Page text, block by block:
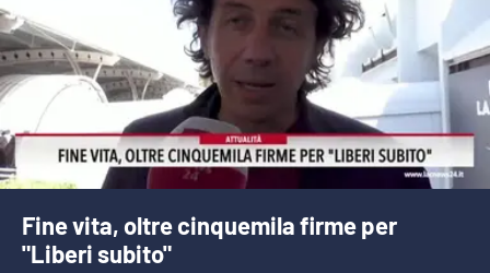
Fine vita, oltre cinquemila firme per
"Liberi subito"